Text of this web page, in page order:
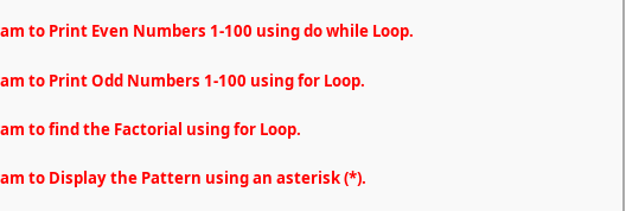
to Print Even Numbers 1-100 using do while Loop.
to Print Odd Numbers 1-100 using for Loop.
to find the Factorial using for Loop.
to Display the Pattern using an asterisk (*).